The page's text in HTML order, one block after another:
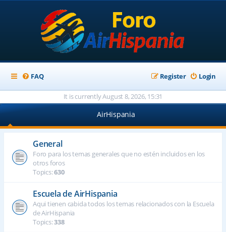
FAQ Login
Register
It is currently August 8, 2026, 15:31
AirHispania
General
Foro para los temas generales que no estén incluidos en los
otros foros
Topics:630
Escuela de AirHispania
Aqui tienen cabida todos los temas relacionados con la Escuela
de AirHispania
Topics:338